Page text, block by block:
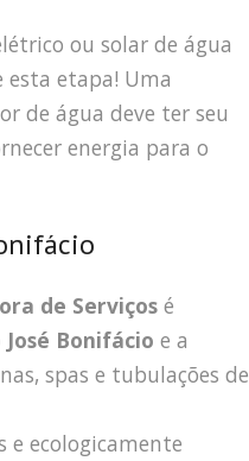
ou solar de água
esta etapa! Uma
de água deve ter seu
energia para o
de Serviços é
Bonifácio e a
spas e tubulações de
e ecologicamente